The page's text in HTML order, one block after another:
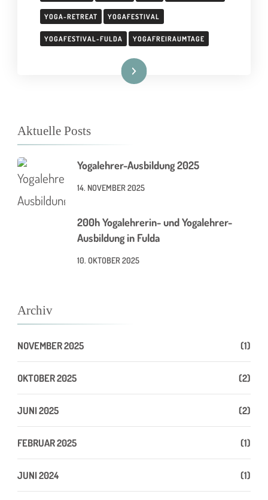
YOGA-RETREAT YOGAFESTIVAL
YOGAFESTIVAL-FULDA YOGAFREIRAUMTAGE
Weiterlesen
Aktuelle Posts
Yogalehrer-Ausbildung 2025
14. NOVEMBER 2025
200h Yogalehrerin- und Yogalehrer-
Ausbildung in Fulda
10. OKTOBER 2025
Archiv
NOVEMBER 2025 (1)
OKTOBER 2025 (2)
JUNI 2025 (2)
FEBRUAR 2025 (1)
JUNI 2024 (1)